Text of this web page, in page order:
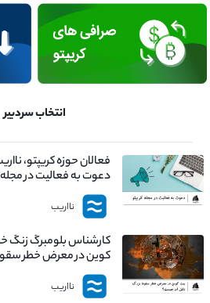
انتخاب سردبیر
فعالان حوزه کریپتو،
دعوت به فعالیت در مجله
نااریب
کارشناس بلومبرگ زنگ
کوین در معرض خطر
چیست؟
نااریب